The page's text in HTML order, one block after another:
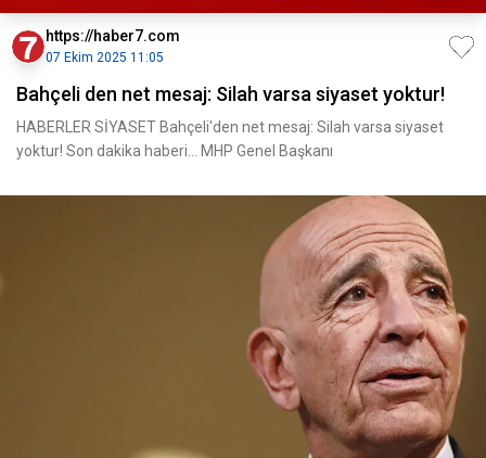
https://haber7.com
07 Ekim 2025 11:05
Bahçeli den net mesaj: Silah varsa siyaset yoktur!
HABERLER SİYASET Bahçeli'den net mesaj: Silah varsa siyaset
yoktur! Son dakika haberi... MHP Genel Başkanı